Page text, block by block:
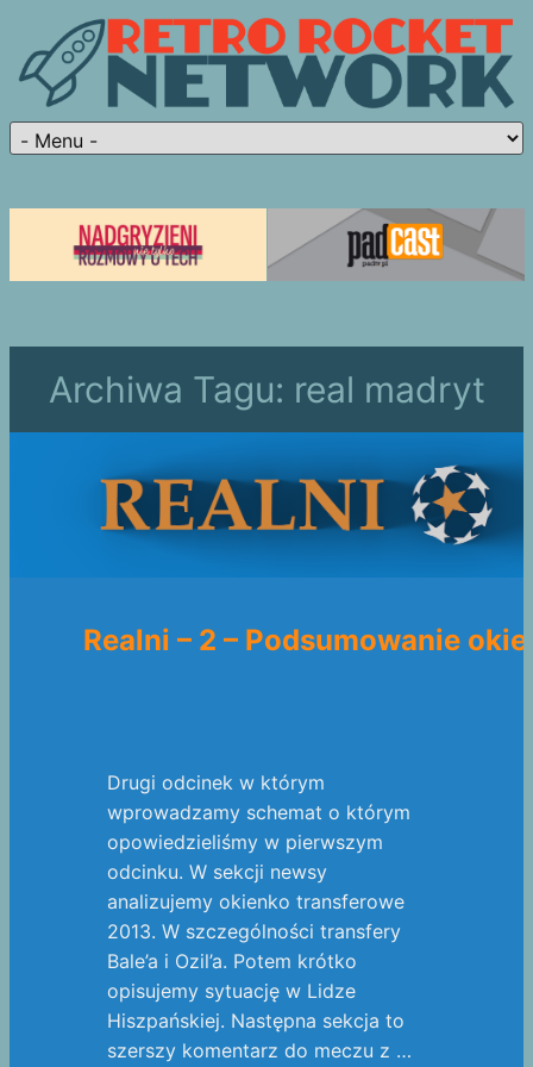
Archiwa Tagu: real madryt
Realni – 2 – Podsumowanie
Drugi odcinek w którym
wprowadzamy schemat o którym
opowiedzieliśmy w pierwszym
odcinku. W sekcji newsy
analizujemy okienko transferowe
2013. W szczególności transfery
Bale’a i Ozil’a. Potem krótko
opisujemy sytuację w Lidze
Hiszpańskiej. Następna sekcja to
szerszy komentarz do meczu z …